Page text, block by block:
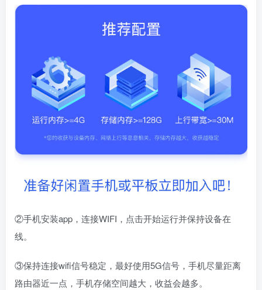
②手机安装app，连接WIFI，点击开始运行并保持设备在
线。
③保持连接wifi信号稳定，最好使用5G信号，手机尽量距离
路由器近一点，手机存储空间越大，收益会越多。